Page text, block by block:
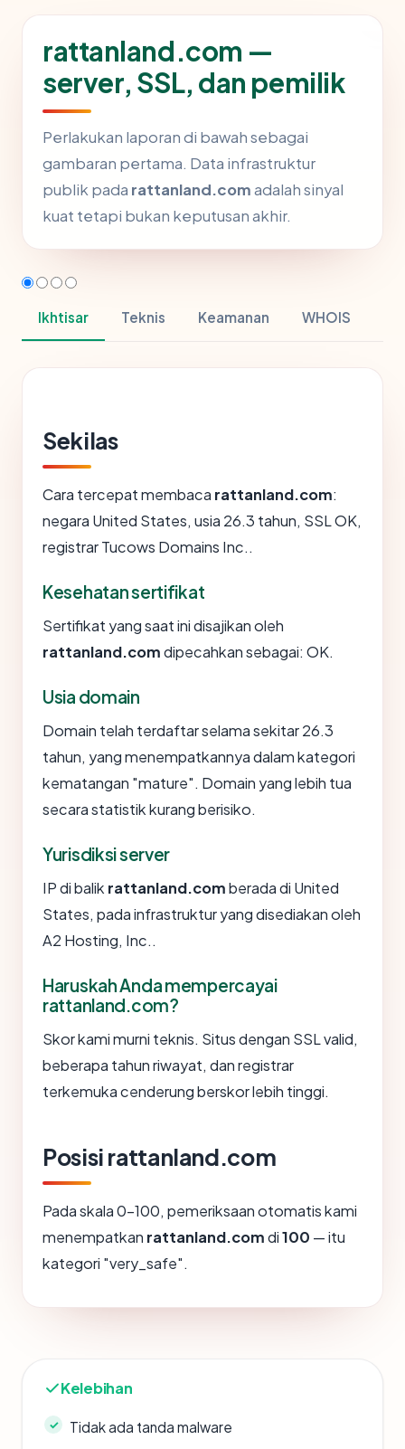
rattanland.com —
server, SSL, dan pemilik
Perlakukan laporan di bawah sebagai
gambaran pertama. Data infrastruktur
publik pada rattanland.comadalah sinyal
kuat tetapi bukan keputusan akhir.
Ikhtisar Teknis Keamanan WHOIS
Sekilas
Cara tercepat membaca rattanland.com:
negara United States, usia 26.3 tahun, SSL OK,
registrar Tucows Domains Inc..
Kesehatan sertifikat
Sertifikat yang saat ini disajikan oleh
rattanland.comdipecahkan sebagai: OK.
Usia domain
Domain telah terdaftar selama sekitar 26.3
tahun, yang menempatkannya dalam kategori
kematangan "mature". Domain yang lebih tua
secara statistik kurang berisiko.
Yurisdiksi server
IP di balik rattanland.comberada di United
States, pada infrastruktur yang disediakan oleh
A2 Hosting, Inc..
Haruskah Anda mempercayai
rattanland.com?
Skor kami murni teknis. Situs dengan SSL valid,
beberapa tahun riwayat, dan registrar
terkemuka cenderung berskor lebih tinggi.
Posisi rattanland.com
Pada skala 0-100, pemeriksaan otomatis kami
menempatkan rattanland.comdi100 — itu
kategori "very_safe".
Kelebihan
Tidak ada tanda malware